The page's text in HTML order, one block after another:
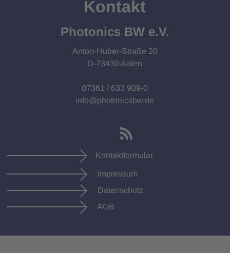
Kontakt
Photonics BW e.V.
Anton-Huber-Straße 20
D-73430 Aalen
07361 / 633 909-0
info@photonicsbw.de
Kontaktformular
Impressum
Datenschutz
AGB